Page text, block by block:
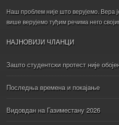
Наш проблем није што верујемо. Вера
више верујемо туђим речима него
НАЈНОВИЈИ ЧЛАНЦИ
Зашто студентски протест није
Последња времена и покајање
Видовдан на Газиместану 2026